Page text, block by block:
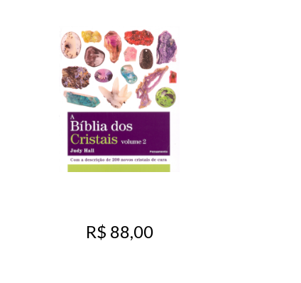
R$ 88,00